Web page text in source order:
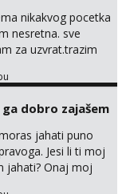
nikakvog pocetka
nesretna. sve
za uzvrat.trazim
njeznosti i
jako
preuzme
link ispod i nadji
dobro zajašem
jahati puno
Jesi li ti moj
jahati? Onaj moj